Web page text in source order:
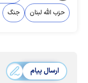
حزب الله لبنان
جنگ
ارسال پیام